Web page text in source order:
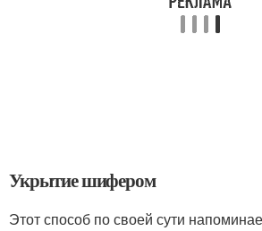
Укрытие шифером
Этот способ по своей сути